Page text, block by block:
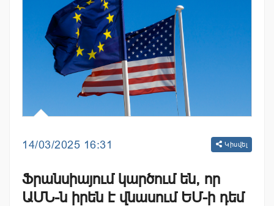
14/03/2025 16:31 Կիսվել
Ֆրանսիայում կարծում են, որ
ԱՄՆ-ն իրեն է վնասում ԵՄ-ի դեմ